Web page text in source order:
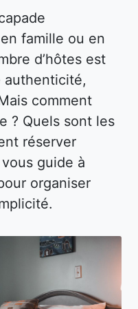
famille ou en
d’hôtes est
authenticité,
comment
? Quels sont les
réserver
guide à
organiser